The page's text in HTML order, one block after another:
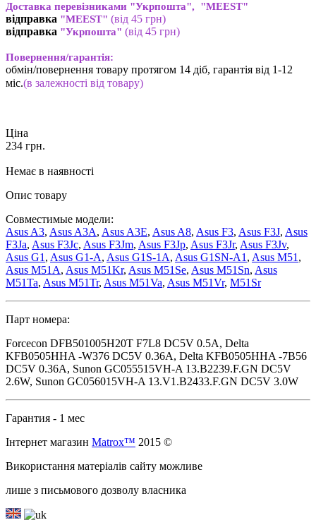
Доставка перевізниками "Укрпошта", "MEEST"
відправка "MEEST" (від 45 грн)
відправка "Укрпошта" (від 45 грн)
Повернення/гарантія:
обмін/повернення товару протягом 14 діб, гарантія від 1-12
міс.(в залежності від товару)
Ціна
234 грн.
Немає в наявності
Опис товару
Совместимые модели:
Asus A3, Asus A3A, Asus A3E, Asus A8, Asus F3, Asus F3J, Asus
F3Ja, Asus F3Jc, Asus F3Jm, Asus F3Jp, Asus F3Jr, Asus F3Jv,
Asus G1 , Asus G1-A, Asus G1S-1A, Asus G1SN-A1 , Asus M51 ,
Asus M51A, Asus M51Kr, Asus M51Se, Asus M51Sn, Asus
M51Ta, Asus M51Tr, Asus M51Va, Asus M51Vr, M51Sr
Парт номера:
Forcecon DFB501005H20T F7L8 DC5V 0.5A, Delta
KFB0505HHA -W376 DC5V 0.36A, Delta KFB0505HHA -7B56
DC5V 0.36A, Sunon GC055515VH-A 13.B2239.F.GN DC5V
2.6W, Sunon GC056015VH-A 13.V1.B2433.F.GN DC5V 3.0W
Гарантия - 1 мес
Інтернет магазин Matrox™ 2015 ©
Використання матеріалів сайту можливе
лише з письмового дозволу власника